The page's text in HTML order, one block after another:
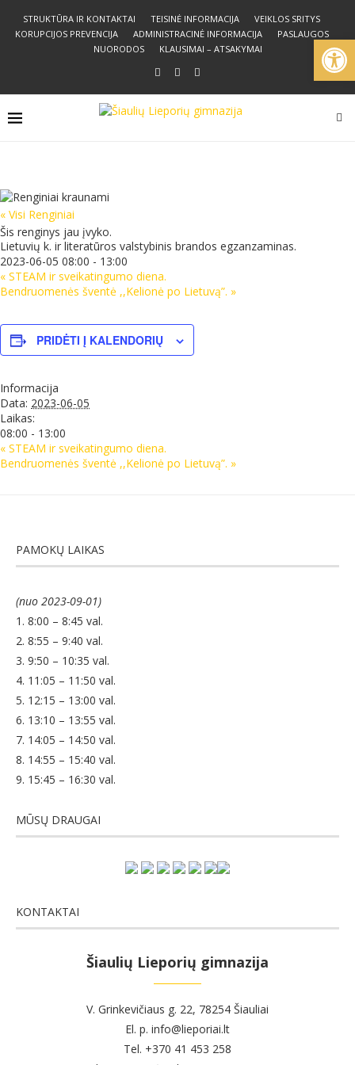
STRUKTŪRA IR KONTAKTAI TEISINĖ INFORMACIJA
VEIKLOS SRITYS
KORUPCIJOS PREVENCIJA
ADMINISTRACINĖ INFORMACIJA
PASLAUGOS
NUORODOS
KLAUSIMAI – ATSAKYMAI
« Visi Renginiai
Šis renginys jau įvyko.
Lietuvių k. ir literatūros valstybinis brandos egzanzaminas.
2023-06-05 08:00 - 13:00
« STEAM ir sveikatingumo diena.
Bendruomenės šventė ,,Kelionė po Lietuvą”. »
PRIDĖTI Į KALENDORIŲ
Informacija
Data: 2023-06-05
Laikas:
08:00 - 13:00
« STEAM ir sveikatingumo diena.
Bendruomenės šventė ,,Kelionė po Lietuvą”. »
PAMOKŲ LAIKAS
(nuo 2023-09-01)
1. 8:00 – 8:45 val.
2. 8:55 – 9:40 val.
3. 9:50 – 10:35 val.
4. 11:05 – 11:50 val.
5. 12:15 – 13:00 val.
6. 13:10 – 13:55 val.
7. 14:05 – 14:50 val.
8. 14:55 – 15:40 val.
9. 15:45 – 16:30 val.
MŪSŲ DRAUGAI
KONTAKTAI
Šiaulių Lieporių gimnazija
V. Grinkevičiaus g. 22, 78254 Šiauliai
El. p. info@lieporiai.lt
Tel. +370 41 453 258